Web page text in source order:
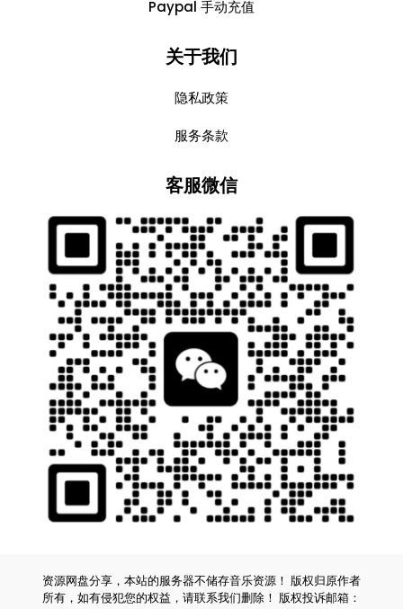
Paypal 手动充值
关于我们
隐私政策
服务条款
客服微信
资源网盘分享，本站的服务器不储存音乐资源！ 版权归原作者
所有，如有侵犯您的权益，请联系我们删除！ 版权投诉邮箱：